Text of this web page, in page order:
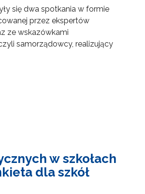
się dwa spotkania w formie
przez ekspertów
ze wskazówkami
samorządowcy, realizujący
w szkołach
dla szkół